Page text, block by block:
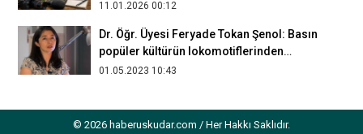
11.01.2026 00:12
Dr. Öğr. Üyesi Feryade Tokan Şenol: Basın
popüler kültürün lokomotiflerinden
biridir
01.05.2023 10:43
© 2026 haberuskudar.com / Her Hakkı Saklıdır.